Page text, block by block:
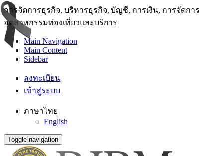
การจัดการธุรกิจ, บริหารธุรกิจ, บัญชี, การเงิน, การจัดการ
อุตสาหกรรมท่องเที่ยวและบริการ
Main Navigation
Main Content
Sidebar
ลงทะเบียน
เข้าสู่ระบบ
ภาษาไทย
English
Toggle navigation